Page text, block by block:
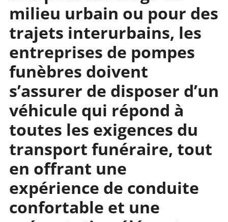
milieu urbain ou pour des
trajets interurbains, les
entreprises de pompes
funèbres doivent
s’assurer de disposer d’un
véhicule qui répond à
toutes les exigences du
transport funéraire, tout
en offrant une
expérience de conduite
confortable et une